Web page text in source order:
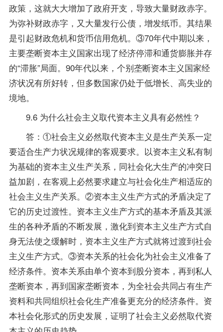
政策，这就大大增加了政府开支，导致大量财政赤字。
为弥补财政赤字，又大量发行公债，增发纸币。其结果
是引起财政危机和货币信用危机。③70年代中期以来，
主要垄断资本主义国家出现了经济停滞和通货膨胀并存
的“滞胀”局面。90年代以来，个别垄断资本主义国家经
济状况有所好转，但多数国家仍处于低增长、高失业的
境地。
9.6 为什么社会主义取代资本主义具有必然性？
答：①社会主义必然取代资本主义是生产关系一定
要适合生产力状况规律的客观要求。以资本主义私有制
为基础的资本主义生产关系，同社会化大生产的冲突日
益加剧，在客观上必然要求建立与社会化生产相适应的
社会主义生产关系。②资本主义生产方式的矛盾决定了
它的历史过渡性。资本主义生产方式的基本矛盾及其派
生的各种矛盾的不断发展，激化到资本主义生产方式自
身无法使之缓解时，资本主义生产方式就将过渡到社会
主义生产方式。③资本关系的社会化为社会主义准备了
经济条件。资本关系由单个资本到股分资本，再到私人
垄断资本，再到国家垄断资本，为全社会共同占有生产
资料和共同组织社会化生产准备更充分的经济条件。资
本社会化形式的历史发展，证明了社会主义必然取代资